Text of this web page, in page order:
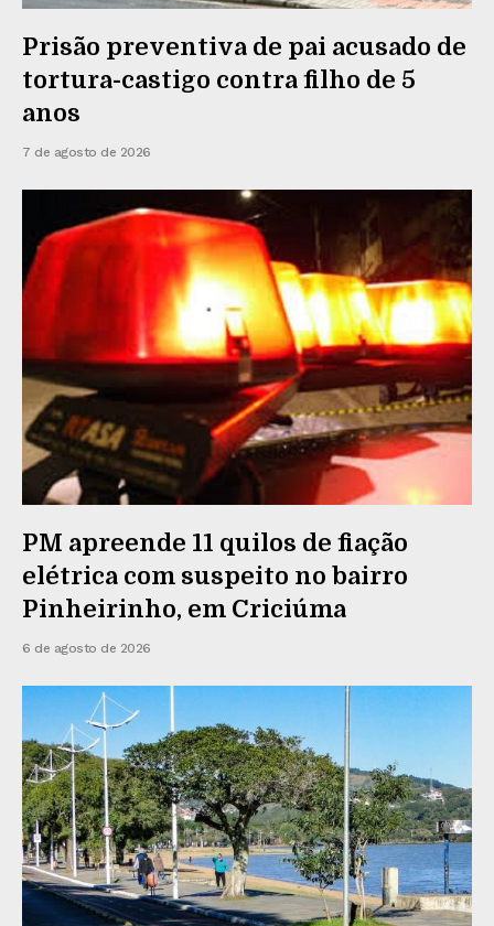
Prisão preventiva de pai acusado de
tortura-castigo contra filho de 5
anos
7 de agosto de 2026
PM apreende 11 quilos de fiação
elétrica com suspeito no bairro
Pinheirinho, em Criciúma
6 de agosto de 2026